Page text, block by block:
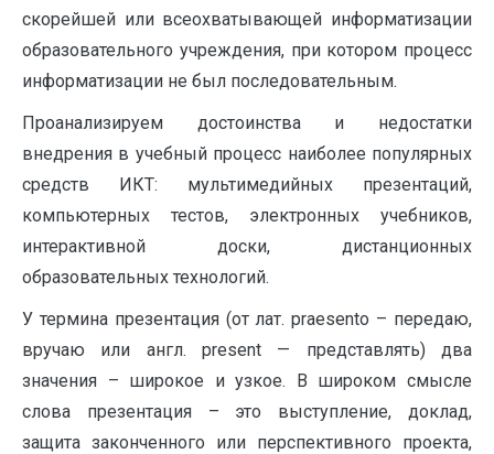
скорейшей или всеохватывающей информатизации
образовательного учреждения, при котором процесс
информатизации не был последовательным.
Проанализируем достоинства и недостатки
внедрения в учебный процесс наиболее популярных
средств ИКТ: мультимедийных презентаций,
компьютерных тестов, электронных учебников,
интерактивной доски, дистанционных
образовательных технологий.
У термина презентация (от лат. praesento – передаю,
вручаю или англ. present — представлять) два
значения – широкое и узкое. В широком смысле
слова презентация – это выступление, доклад,
защита законченного или перспективного проекта,